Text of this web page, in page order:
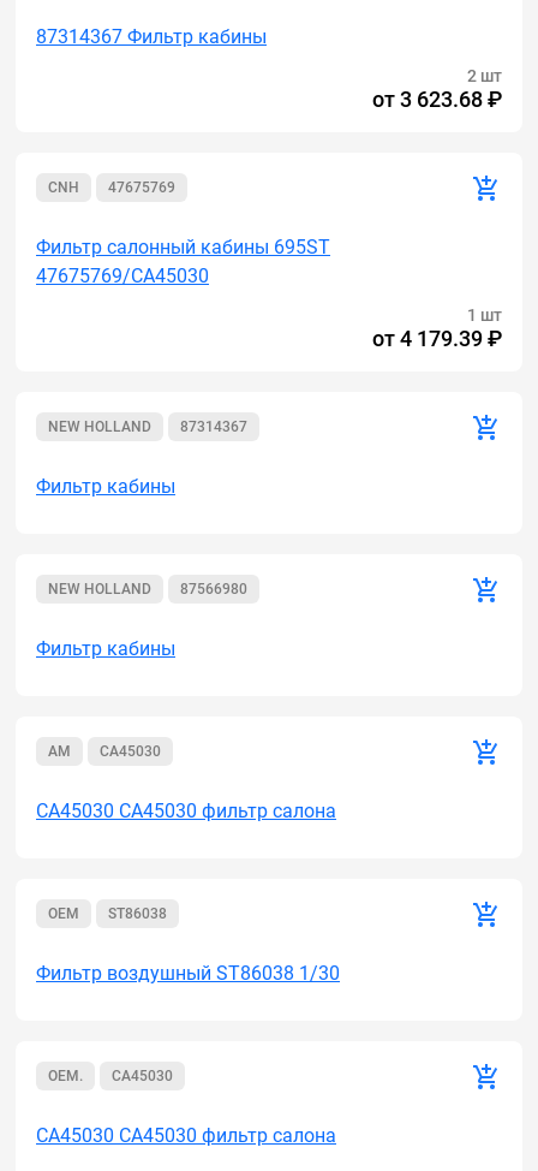
87314367 Фильтр кабины
2 шт
от3 623.68 ₽
CNH 47675769
Фильтр салонный кабины 695ST
47675769/CA45030
1 шт
от4 179.39 ₽
NEW HOLLAND 87314367
Фильтр кабины
NEW HOLLAND 87566980
Фильтр кабины
AM CA45030
CA45030 CA45030 фильтр салона
OEM ST86038
Фильтр воздушный ST86038 1/30
OEM. CA45030
CA45030 CA45030 фильтр салона